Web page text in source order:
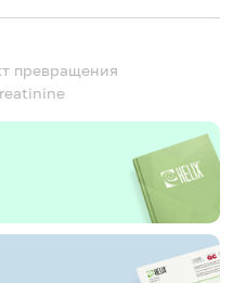
превращения